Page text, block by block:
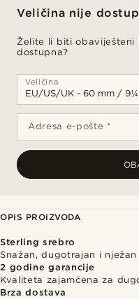
Veličina nije
Želite li biti obaviješteni
dostupna?
Veličina
Adresa e-pošte *
OPIS PROIZVODA
Sterling srebro
Snažan, dugotrajan i
2 godine garancije
Kvaliteta zajamčena za
Brza dostava